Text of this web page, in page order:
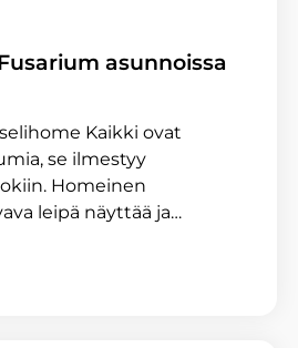
asunnoissa
Kaikki ovat
se ilmestyy
Homeinen
leipä näyttää ja…